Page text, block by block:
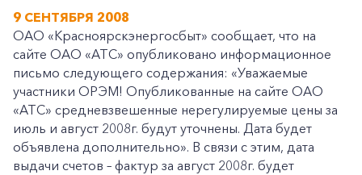
9 СЕНТЯБРЯ 2008
ОАО «Красноярскэнергосбыт» сообщает, что на
сайте ОАО «АТС» опубликовано информационное
письмо следующего содержания: «Уважаемые
участники ОРЭМ! Опубликованные на сайте ОАО
«АТС» средневзвешенные нерегулируемые цены за
июль и август 2008г. будут уточнены. Дата будет
объявлена дополнительно». В связи с этим, дата
выдачи счетов – фактур за август 2008г. будет